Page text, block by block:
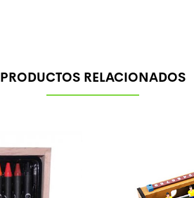
PRODUCTOS RELACIONADOS